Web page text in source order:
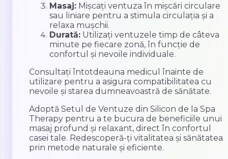
Masaj:Mișcați ventuza în mișcări circulare
sau liniare pentru a stimula circulația și a
relaxa mușchii.
Durată:Utilizați ventuzele timp de câteva
minute pe fiecare zonă, în funcție de
confortul și nevoile individuale.
Consultați întotdeauna medicul înainte de
utilizare pentru a asigura compatibilitatea cu
nevoile și starea dumneavoastră de sănătate.
Adoptă Setul de Ventuze din Silicon de la Spa
Therapy pentru a te bucura de beneficiile unui
masaj profund și relaxant, direct în confortul
casei tale. Redescoperă-ți vitalitatea și sănătatea
prin metode naturale și eficiente.